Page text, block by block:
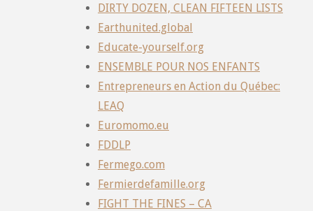
DIRTY DOZEN, CLEAN FIFTEEN LISTS
Earthunited.global
Educate-yourself.org
ENSEMBLE POUR NOS ENFANTS
Entrepreneurs en Action du Québec:
LEAQ
Euromomo.eu
FDDLP
Fermego.com
Fermierdefamille.org
FIGHT THE FINES – CA